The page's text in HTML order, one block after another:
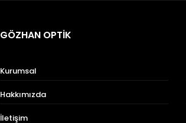
GÖZHAN OPTİK
Kurumsal
Hakkımızda
İletişim